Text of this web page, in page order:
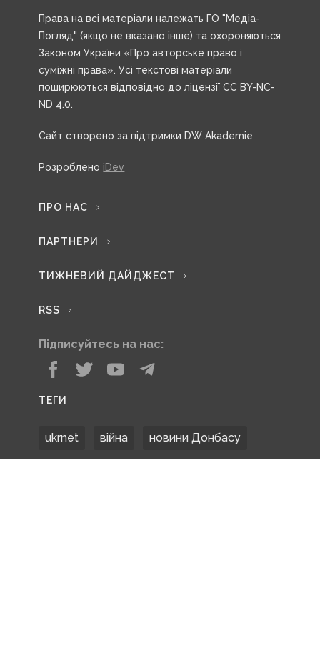
Права на всі матеріали належать ГО "Медіа-
Погляд" (якщо не вказано інше) та охороняються
Законом України «Про авторське право і
суміжні права». Усі текстові матеріали
поширюються відповідно до ліцензії CC BY-NC-
ND 4.0.
Сайт створено за підтримки DW Akademie
Розроблено iDev
ПРО НАС
ПАРТНЕРИ
ТИЖНЕВИЙ ДАЙДЖЕСТ
RSS
Підписуйтесь на нас:
ТЕГИ
ukrnet війна новини Донбасу